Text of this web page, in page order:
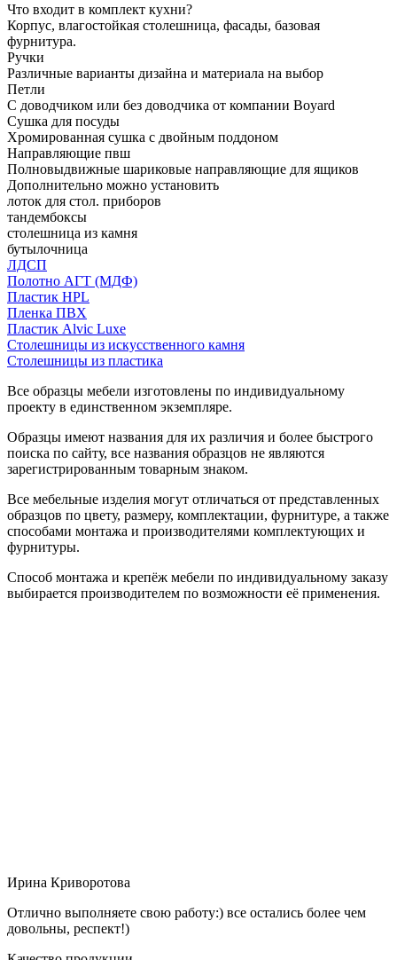
Что входит в комплект кухни?
Корпус, влагостойкая столешница, фасады, базовая
фурнитура.
Ручки
Различные варианты дизайна и материала на выбор
Петли
С доводчиком или без доводчика от компании Boyard
Сушка для посуды
Хромированная сушка с двойным поддоном
Направляющие пвш
Полновыдвижные шариковые направляющие для ящиков
Дополнительно можно установить
лоток для стол. приборов
тандембоксы
столешница из камня
бутылочница
ЛДСП
Полотно АГТ (МДФ)
Пластик HPL
Пленка ПВХ
Пластик Alvic Luxe
Столешницы из искусственного камня
Столешницы из пластика
Все образцы мебели изготовлены по индивидуальному
проекту в единственном экземпляре.
Образцы имеют названия для их различия и более быстрого
поиска по сайту, все названия образцов не являются
зарегистрированным товарным знаком.
Все мебельные изделия могут отличаться от представленных
образцов по цвету, размеру, комплектации, фурнитуре, а также
способами монтажа и производителями комплектующих и
фурнитуры.
Способ монтажа и крепёж мебели по индивидуальному заказу
выбирается производителем по возможности её применения.
Ирина Криворотова
Отлично выполняете свою работу:) все остались более чем
довольны, респект!)